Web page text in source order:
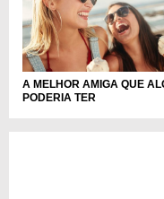
A MELHOR AMIGA QUE
PODERIA TER